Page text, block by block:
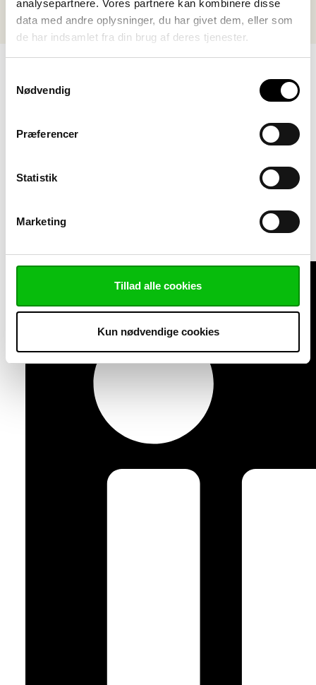
analysepartnere. Vores partnere kan kombinere disse
data med andre oplysninger, du har givet dem, eller som
de har indsamlet fra din brug af deres tjenester.
Nødvendig
Præferencer
Statistik
Marketing
Tillad alle cookies
Kun nødvendige cookies
+45 20 80 88 59mob@vink.dk